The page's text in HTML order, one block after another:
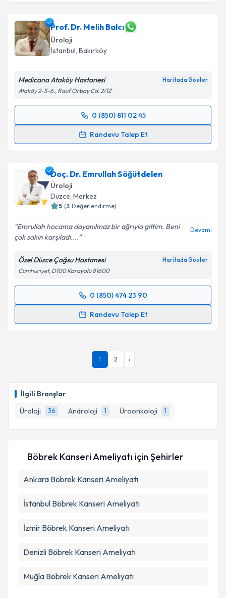
İlgili Branşlar
Üroloji
36 Androloji 1 Üroonkoloji 1
Prof. Dr. Melih Balcı
Üroloji
İstanbul, Bakırköy
Medicana Ataköy Hastanesi Haritada Göster
Ataköy 2-5-6., Rauf Orbay Cd. 2/1Z
0 (850) 811 02 45
Randevu Talep Et
Randevu Takvimi Talebi
takvim hazırlandığında e-posta ile bilgilendireceğiz.
E-posta Adresiniz
Kişisel verilerimin işlenmesine ilişkin
kapsamda işlenmesini kabul ediyorum.
Takvim Talebini Gönder
Doç. Dr. Emrullah Söğütdelen
Üroloji
Düzce, Merkez
5 (3 Değerlendirme)
Emrullah hocama dayanılmaz bir ağrıyla gittim. Beni
çok sakin karşıladı....
Devamı
Özel Düzce Çağsu Hastanesi Haritada Göster
Cumhuriyet, D100 Karayolu 81600
0 (850) 474 23 90
Randevu Talep Et
Randevu Takvimi Talebi
için bir takvim hazırlandığında e-posta ile
E-posta Adresiniz
kapsamda işlenmesini kabul ediyorum.
Takvim Talebini Gönder
1 2 ›
Böbrek Kanseri Ameliyatı için Şehirler
Ankara Böbrek Kanseri Ameliyatı
İstanbul Böbrek Kanseri Ameliyatı
İzmir Böbrek Kanseri Ameliyatı
Denizli Böbrek Kanseri Ameliyatı
Muğla Böbrek Kanseri Ameliyatı